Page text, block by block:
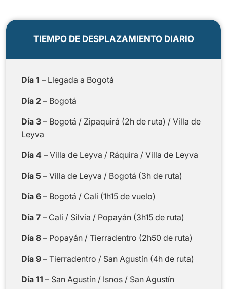
TIEMPO DE DESPLAZAMIENTO DIARIO
Día 1 – Llegada a Bogotá
Día 2 – Bogotá
Día 3 – Bogotá / Zipaquirá (2h de ruta) / Villa de
Leyva
Día 4 – Villa de Leyva / Ráquira / Villa de Leyva
Día 5 – Villa de Leyva / Bogotá (3h de ruta)
Día 6 – Bogotá / Cali (1h15 de vuelo)
Día 7 – Cali / Silvia / Popayán (3h15 de ruta)
Día 8 – Popayán / Tierradentro (2h50 de ruta)
Día 9 – Tierradentro / San Agustín (4h de ruta)
Día 11 – San Agustín / Isnos / San Agustín